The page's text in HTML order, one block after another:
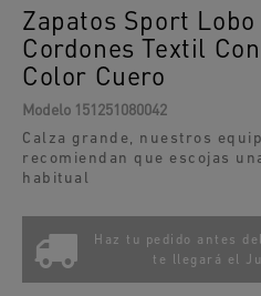
Zapatos Sport
Cordones Textil
Color Cuero
Modelo 151251080042
Calza grande, nuestros
recomiendan que escojas
habitual
Haz tu pedido antes
te llegará el